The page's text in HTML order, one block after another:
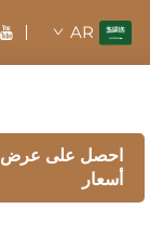
AR
احصل على عرض
أسعار